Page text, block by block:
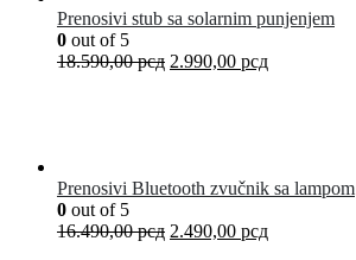
Prenosivi stub sa solarnim punjenjem
0 out of 5
18.590,00рсд 2.990,00 рсд
Prenosivi Bluetooth zvučnik sa lampom
0 out of 5
16.490,00рсд 2.490,00 рсд